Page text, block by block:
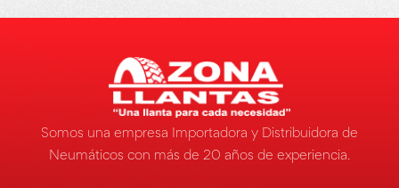
Somos una empresa Importadora y Distribuidora de
Neumáticos con más de 20 años de experiencia.